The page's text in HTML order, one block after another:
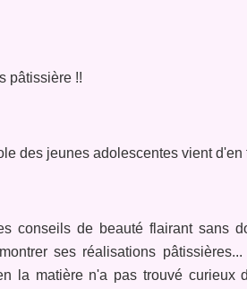
pâtissière !!
des jeunes adolescentes vient
conseils de beauté flairant sans
ses réalisations
la matière n'a pas trouvé curieux